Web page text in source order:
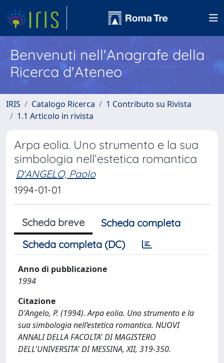
Benvenuti nell'Anagrafe della
Ricerca d'Ateneo
IRIS Catalogo Ricerca
1 Contributo su Rivista
1.1 Articolo in rivista
Arpa eolia. Uno strumento e la sua
simbologia nell‘estetica romantica
D'ANGELO, Paolo
1994-01-01
Scheda breve
Scheda completa
Scheda completa (DC)
Anno di pubblicazione
1994
Citazione
D'Angelo, P. (1994). Arpa eolia. Uno strumento e la
sua simbologia nell‘estetica romantica. NUOVI
ANNALI DELLA FACOLTA' DI MAGISTERO
DELL'UNIVERSITA' DI MESSINA, XII, 319-350.